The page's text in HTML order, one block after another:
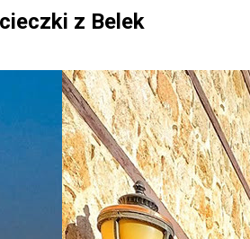
z Belek